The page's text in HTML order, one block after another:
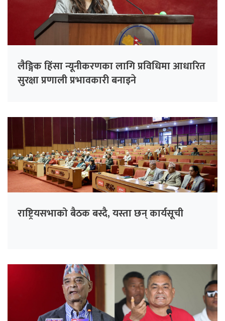
लैङ्गिक हिंसा न्यूनीकरणका लागि प्रविधिमा आधारित
सुरक्षा प्रणाली प्रभावकारी बनाइने
राष्ट्रियसभाको बैठक बस्दै, यस्ता छन् कार्यसूची